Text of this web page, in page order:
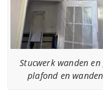
Stucwerk wanden
plafond en